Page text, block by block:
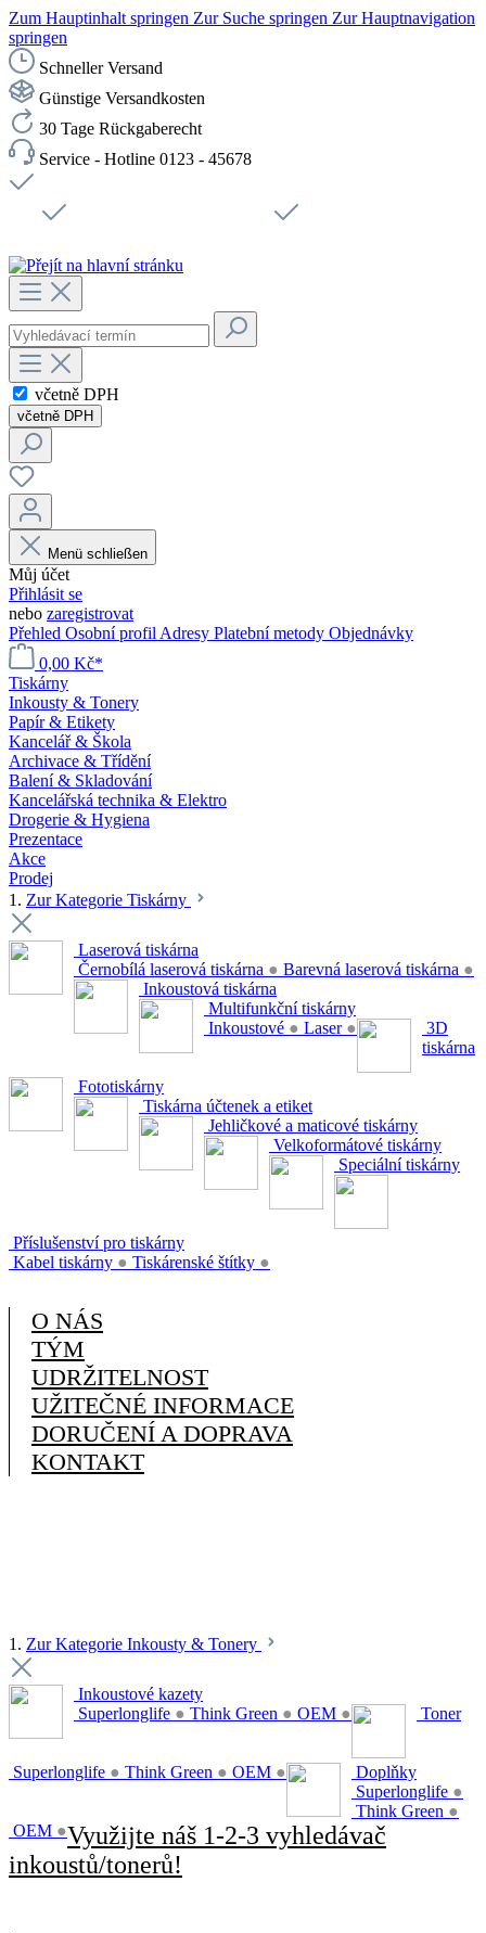
Zum Hauptinhalt springen Zur Suche springen Zur Hauptnavigation
springen
Schneller Versand
Günstige Versandkosten
30 Tage Rückgaberecht
Service - Hotline 0123 - 45678
včetně DPH
včetně DPH
Menü schließen
Můj účet
Přihlásit se
nebo zaregistrovat
Přehled Osobní profil Adresy Platební metody Objednávky
0,00 Kč*
Tiskárny
Inkousty & Tonery
Papír & Etikety
Kancelář & Škola
Archivace & Třídění
Balení & Skladování
Kancelářská technika & Elektro
Drogerie & Hygiena
Prezentace
Akce
Prodej
1. Zur Kategorie Tiskárny
Laserová tiskárna
Černobílá laserová tiskárna ● Barevná laserová tiskárna ●
Inkoustová tiskárna
Multifunkční tiskárny
Inkoustové ● Laser ●
3D
tiskárna
Fototiskárny
Tiskárna účtenek a etiket
Jehličkové a maticové tiskárny
Velkoformátové tiskárny
Speciální tiskárny
Příslušenství pro tiskárny
Kabel tiskárny ● Tiskárenské štítky ●
O NÁS
TÝM
UDRŽITELNOST
UŽITEČNÉ INFORMACE
DORUČENÍ A DOPRAVA
KONTAKT
1. Zur Kategorie Inkousty & Tonery
Inkoustové kazety
Superlonglife ● Think Green ● OEM ● Toner
Superlonglife ● Think Green ● OEM ●
Doplňky
Superlonglife ●
Think Green ●
OEM ●Využijte náš 1-2-3 vyhledávač
inkoustů/tonerů!